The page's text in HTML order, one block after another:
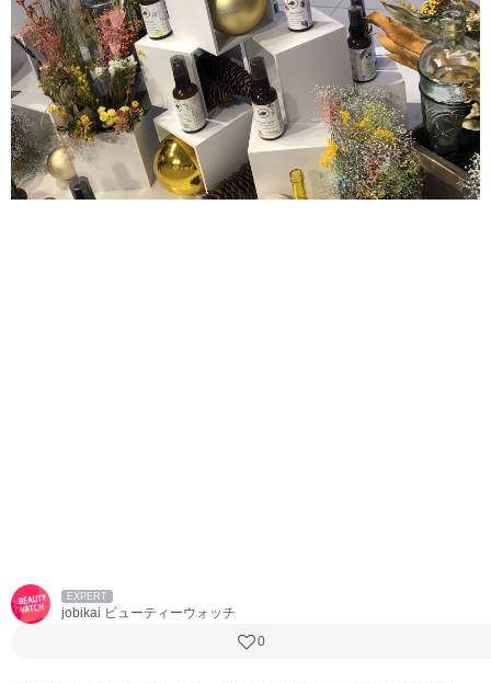
EXPERT
jobikai ビューティーウォッチ
0